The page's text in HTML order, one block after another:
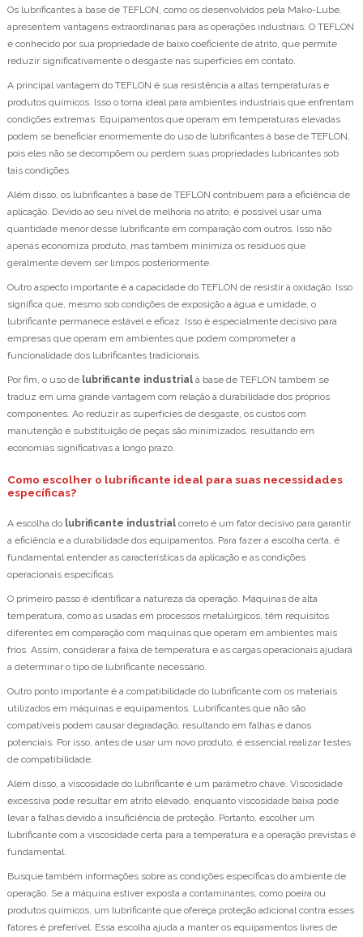
Os lubrificantes à base de TEFLON, como os desenvolvidos pela Mako-Lube,
apresentem vantagens extraordinárias para as operações industriais. O TEFLON
é conhecido por sua propriedade de baixo coeficiente de atrito, que permite
reduzir significativamente o desgaste nas superfícies em contato.
A principal vantagem do TEFLON é sua resistência a altas temperaturas e
produtos químicos. Isso o torna ideal para ambientes industriais que enfrentam
condições extremas. Equipamentos que operam em temperaturas elevadas
podem se beneficiar enormemente do uso de lubrificantes à base de TEFLON,
pois eles não se decompõem ou perdem suas propriedades lubricantes sob
tais condições.
Além disso, os lubrificantes à base de TEFLON contribuem para a eficiência de
aplicação. Devido ao seu nível de melhoria no atrito, é possível usar uma
quantidade menor desse lubrificante em comparação com outros. Isso não
apenas economiza produto, mas também minimiza os resíduos que
geralmente devem ser limpos posteriormente.
Outro aspecto importante é a capacidade do TEFLON de resistir à oxidação. Isso
significa que, mesmo sob condições de exposição a água e umidade, o
lubrificante permanece estável e eficaz. Isso é especialmente decisivo para
empresas que operam em ambientes que podem comprometer a
funcionalidade dos lubrificantes tradicionais.
Por fim, o uso de lubrificante industrial à base de TEFLON também se
traduz em uma grande vantagem com relação à durabilidade dos próprios
componentes. Ao reduzir as superfícies de desgaste, os custos com
manutenção e substituição de peças são minimizados, resultando em
economias significativas a longo prazo.
Como escolher o lubrificante ideal para suas necessidades
específicas?
A escolha do lubrificante industrial correto é um fator decisivo para garantir
a eficiência e a durabilidade dos equipamentos. Para fazer a escolha certa, é
fundamental entender as características da aplicação e as condições
operacionais específicas.
O primeiro passo é identificar a natureza da operação. Máquinas de alta
temperatura, como as usadas em processos metalúrgicos, têm requisitos
diferentes em comparação com máquinas que operam em ambientes mais
frios. Assim, considerar a faixa de temperatura e as cargas operacionais ajudará
a determinar o tipo de lubrificante necessário.
Outro ponto importante é a compatibilidade do lubrificante com os materiais
utilizados em máquinas e equipamentos. Lubrificantes que não são
compatíveis podem causar degradação, resultando em falhas e danos
potenciais. Por isso, antes de usar um novo produto, é essencial realizar testes
de compatibilidade.
Além disso, a viscosidade do lubrificante é um parâmetro chave. Viscosidade
excessiva pode resultar em atrito elevado, enquanto viscosidade baixa pode
levar a falhas devido à insuficiência de proteção. Portanto, escolher um
lubrificante com a viscosidade certa para a temperatura e a operação previstas é
fundamental.
Busque também informações sobre as condições específicas do ambiente de
operação. Se a máquina estiver exposta a contaminantes, como poeira ou
produtos químicos, um lubrificante que ofereça proteção adicional contra esses
fatores é preferível. Essa escolha ajuda a manter os equipamentos livres de